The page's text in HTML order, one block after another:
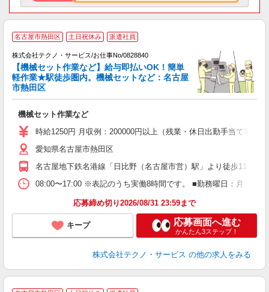
名古屋市熱田区 土日祝休み 派遣社員
株式会社テクノ・サービス/お仕事No/0828840
【機械セット作業など】給与即払いOK！簡単
軽作業★駅徒歩圏内。機械セットなど：名古屋
市熱田区
機械セット作業など
時給1250円 月収例：200000円以上（残業・休日出勤手当て等が
愛知県名古屋市熱田区
名古屋地下鉄名港線「日比野（名古屋市営）駅」より徒歩11分
08:00〜17:00 ※表記のうち実働8時間です。 ■勤務曜日：月
応募締め切り2026/08/31 23:59まで
キープ 応募画面へ進む
かんたん3ステップ！
株式会社テクノ・サービス の他の求人をみる